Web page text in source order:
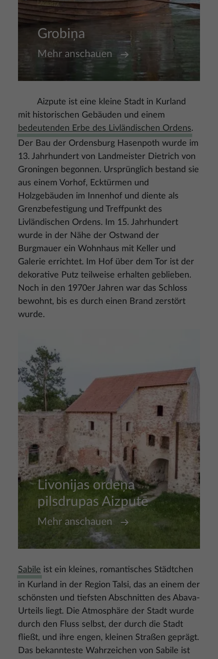
Grobiņa
Mehr anschauen
Aizpute ist eine kleine Stadt in Kurland
mit historischen Gebäuden und einem
bedeutenden Erbe des Livländischen Ordens.
Der Bau der Ordensburg Hasenpoth wurde im
13. Jahrhundert von Landmeister Dietrich von
Groningen begonnen. Ursprünglich bestand sie
aus einem Vorhof, Ecktürmen und
Holzgebäuden im Innenhof und diente als
Grenzbefestigung und Treffpunkt des
Livländischen Ordens. Im 15. Jahrhundert
wurde in der Nähe der Ostwand der
Burgmauer ein Wohnhaus mit Keller und
Galerie errichtet. Im Hof über dem Tor ist der
dekorative Putz teilweise erhalten geblieben.
Noch in den 1970er Jahren war das Schloss
bewohnt, bis es durch einen Brand zerstört
wurde.
Livonijas ordeņa
pilsdrupas Aizputē
Mehr anschauen
Sabile ist ein kleines, romantisches Städtchen
in Kurland in der Region Talsi, das an einem der
schönsten und tiefsten Abschnitten des Abava-
Urteils liegt. Die Atmosphäre der Stadt wurde
durch den Fluss selbst, der durch die Stadt
fließt, und ihre engen, kleinen Straßen geprägt.
Das bekannteste Wahrzeichen von Sabile ist